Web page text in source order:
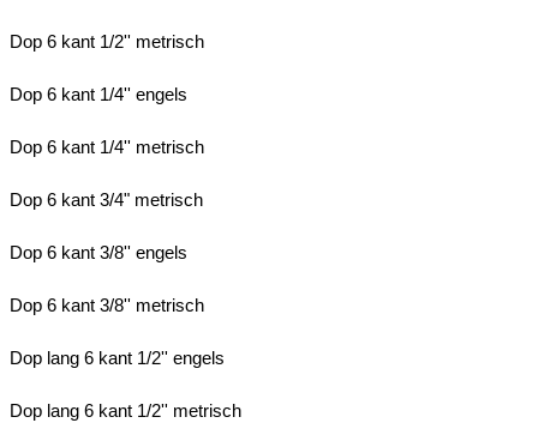
Dop 6 kant 1/2'' metrisch
Dop 6 kant 1/4'' engels
Dop 6 kant 1/4'' metrisch
Dop 6 kant 3/4" metrisch
Dop 6 kant 3/8'' engels
Dop 6 kant 3/8'' metrisch
Dop lang 6 kant 1/2'' engels
Dop lang 6 kant 1/2'' metrisch